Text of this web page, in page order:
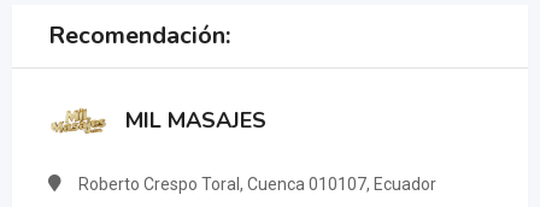
Recomendación:
MIL MASAJES
Roberto Crespo Toral, Cuenca 010107, Ecuador